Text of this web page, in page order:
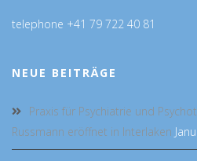
telephone +41 79 722 40 81
NEUE BEITRÄGE
Praxis für Psychiatrie und
Russmann eröffnet in Interlaken